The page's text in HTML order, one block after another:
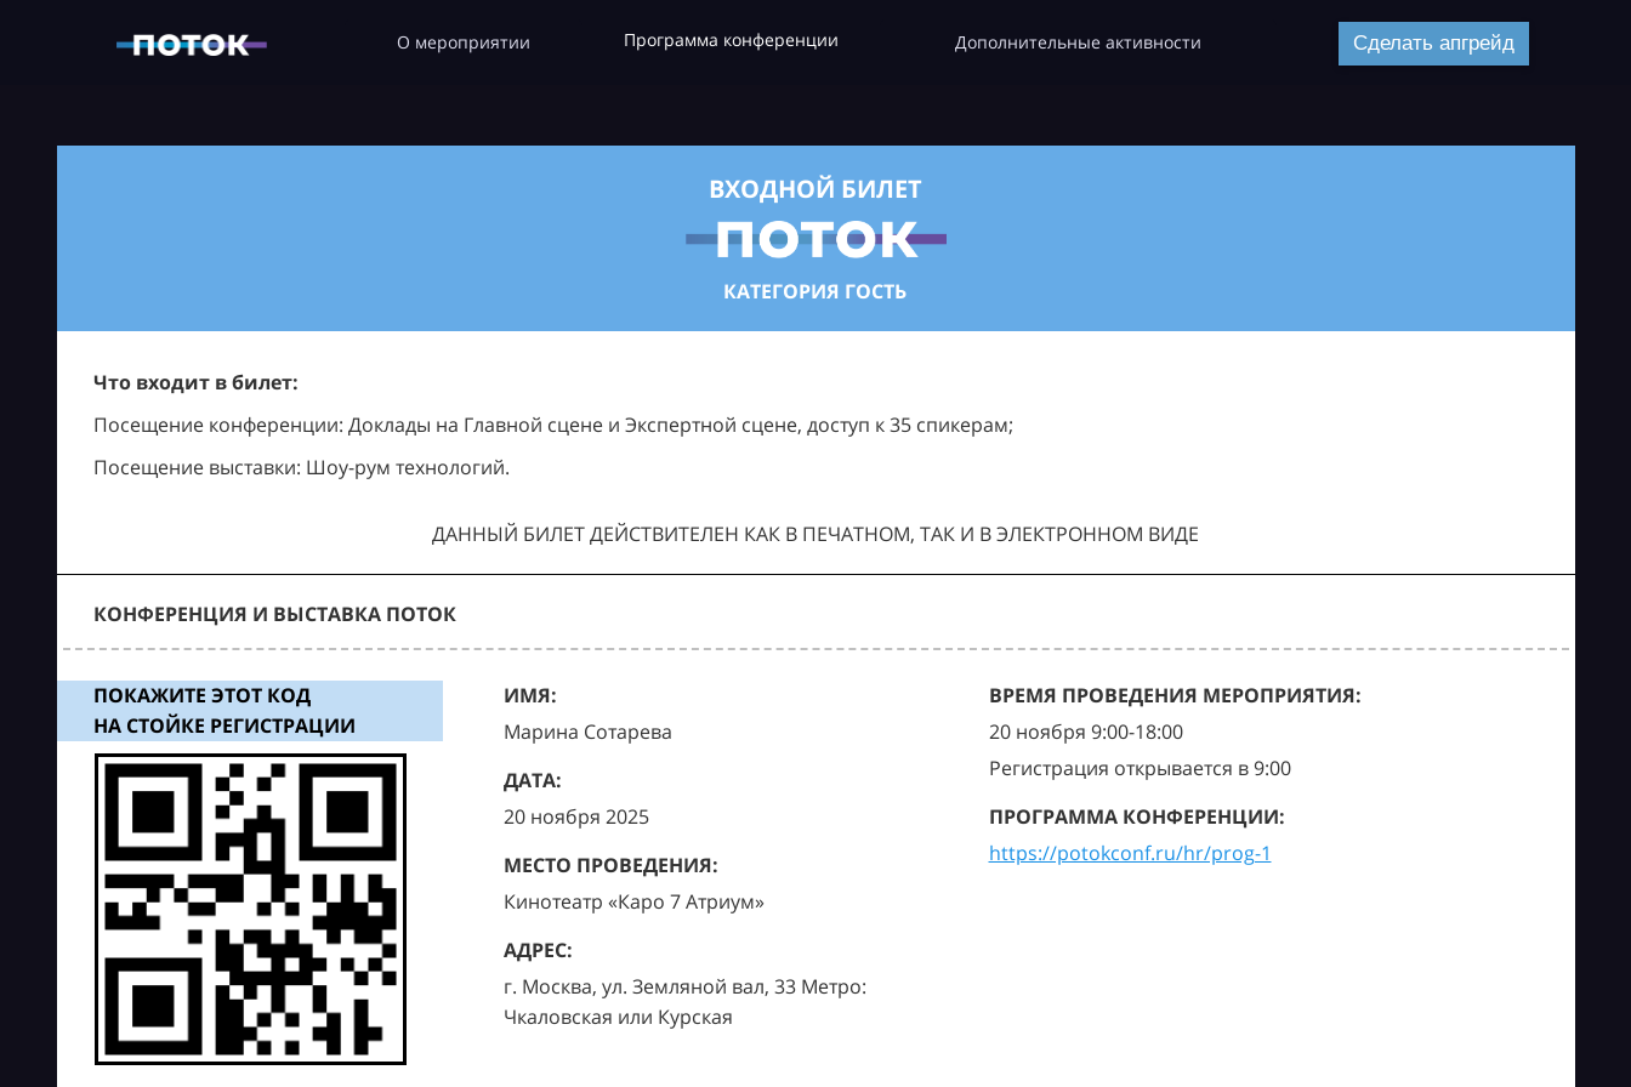
О мероприятии Программа конференции Дополнительные активности Сделать апгрейд
ВХОДНОЙ БИЛЕТ
КАТЕГОРИЯ ГОСТЬ
Что входит в билет:
Посещение конференции: Доклады на Главной сцене и Экспертной сцене, доступ к 35 спикерам;
Посещение выставки: Шоу-рум технологий.
ДАННЫЙ БИЛЕТ ДЕЙСТВИТЕЛЕН КАК В ПЕЧАТНОМ, ТАК И В ЭЛЕКТРОННОМ ВИДЕ
КОНФЕРЕНЦИЯ И ВЫСТАВКА ПОТОК
ПОКАЖИТЕ ЭТОТ КОД
НА СТОЙКЕ РЕГИСТРАЦИИ
ИМЯ:
Марина Сотарева
ДАТА:
20 ноября 2025
МЕСТО ПРОВЕДЕНИЯ:
Кинотеатр «Каро 7 Атриум»
АДРЕС:
г. Москва, ул. Земляной вал, 33 Метро:
Чкаловская или Курская
ВРЕМЯ ПРОВЕДЕНИЯ МЕРОПРИЯТИЯ:
20 ноября 9:00-18:00
Регистрация открывается в 9:00
ПРОГРАММА КОНФЕРЕНЦИИ:
https://potokconf.ru/hr/prog-1